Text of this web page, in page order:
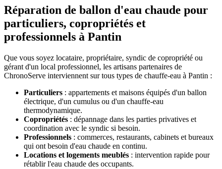
Réparation de ballon d'eau chaude pour
particuliers, copropriétés et
professionnels à Pantin
Que vous soyez locataire, propriétaire, syndic de copropriété ou
gérant d'un local professionnel, les artisans partenaires de
ChronoServe interviennent sur tous types de chauffe-eau à Pantin :
Particuliers : appartements et maisons équipés d'un ballon
électrique, d'un cumulus ou d'un chauffe-eau
thermodynamique.
Copropriétés : dépannage dans les parties privatives et
coordination avec le syndic si besoin.
Professionnels : commerces, restaurants, cabinets et bureaux
qui ont besoin d'eau chaude en continu.
Locations et logements meublés : intervention rapide pour
rétablir l'eau chaude des occupants.